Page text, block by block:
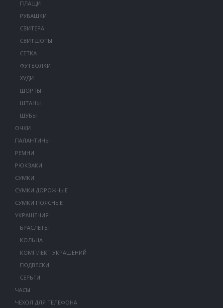
ПЛАЩИ
РУБАШКИ
СВИТЕРА
СВИТШОТЫ
СЕТКА
ФУТБОЛКИ
ХУДИ
ШОРТЫ
ШТАНЫ
ШУБЫ
ОЧКИ
ПАЛАНТИНЫ
РЕМНИ
РЮКЗАКИ
СУМКИ
СУМКИ ДОРОЖНЫЕ
СУМКИ ПОЯСНЫЕ
УКРАШЕНИЯ
БРАСЛЕТЫ
КОЛЬЦА
КОМПЛЕКТ УКРАШЕНИЙ
ПОДВЕСКИ
СЕРЬГИ
ЧАСЫ
ЧЕХОЛ ДЛЯ ТЕЛЕФОНА